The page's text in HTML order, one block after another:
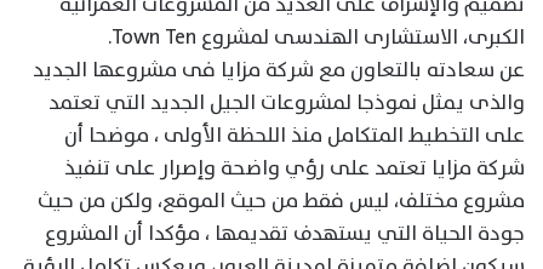
الكبرى، الاستشارى الهندسى لمشروع Town Ten.
عن سعادته بالتعاون مع شركة مزايا فى مشروعها الجديد
والذى يمثل نموذجا لمشروعات الجيل الجديد التي تعتمد
على التخطيط المتكامل منذ اللحظة الأولى ، موضحا أن
شركة مزايا تعتمد على رؤي واضحة وإصرار على تنفيذ
مشروع مختلف، ليس فقط من حيث الموقع، ولكن من حيث
جودة الحياة التي يستهدف تقديمها ، مؤكدا أن المشروع